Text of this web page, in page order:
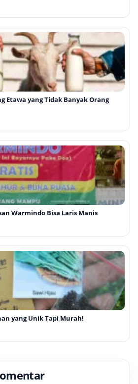
Etawa yang Tidak Banyak Orang
Warmindo Bisa Laris Manis
yang Unik Tapi Murah!